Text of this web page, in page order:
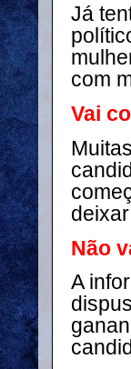
Já
com
Vai
Não
A